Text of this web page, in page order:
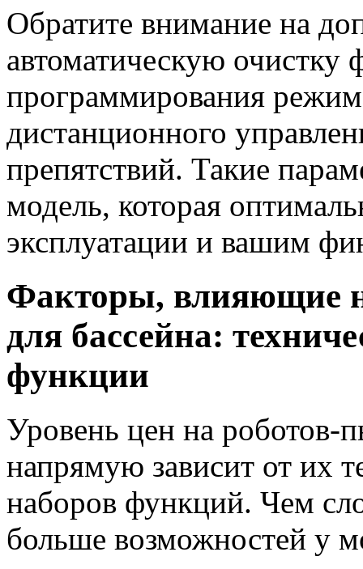
Обратите внимание на
автоматическую очистку
программирования
дистанционного
препятствий. Такие
модель, которая
эксплуатации и вашим
Факторы, влияющие
для бассейна:
функции
Уровень цен на роботов-
напрямую зависит от их
наборов функций. Чем
больше возможностей у